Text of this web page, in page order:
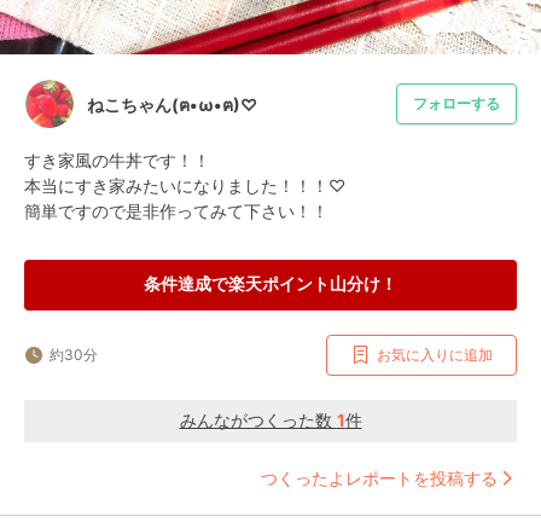
ねこちゃん(ฅ•ω•ฅ)♡ フォローする
すき家風の牛丼です！！
本当にすき家みたいになりました！！！♡
簡単ですので是非作ってみて下さい！！
条件達成で楽天ポイント山分け！
約30分 お気に入りに追加
みんながつくった数 1件
つくったよレポートを投稿する